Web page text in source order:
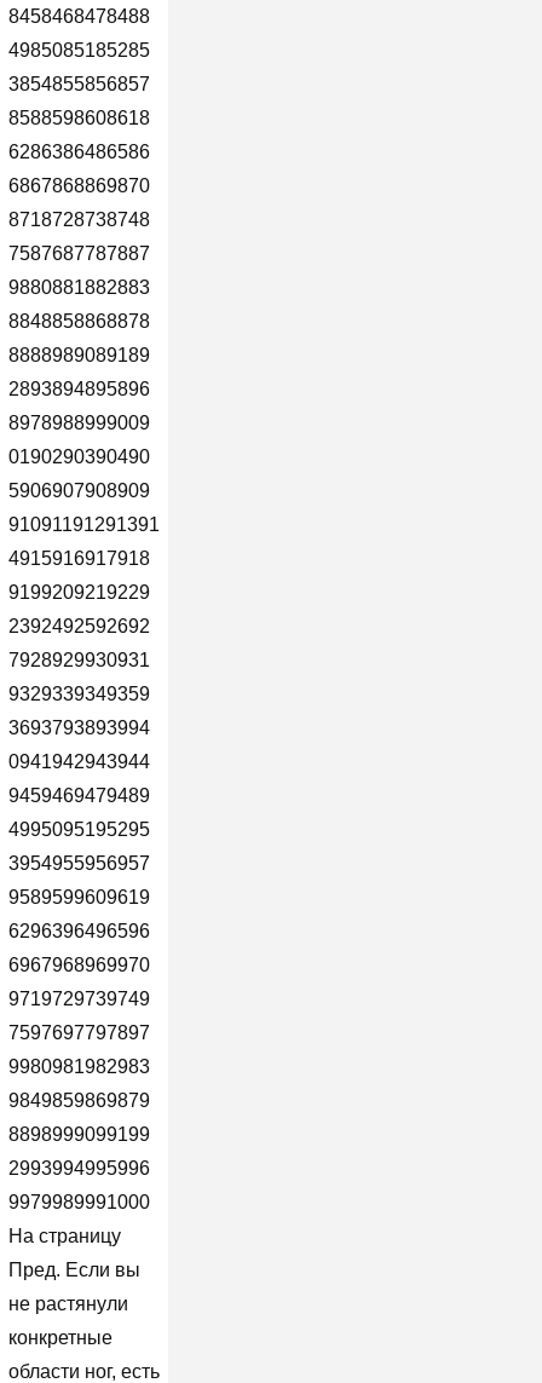
8458468478488
4985085185285
3854855856857
8588598608618
6286386486586
6867868869870
8718728738748
7587687787887
9880881882883
8848858868878
8888989089189
2893894895896
8978988999009
0190290390490
5906907908909
91091191291391
4915916917918
9199209219229
2392492592692
7928929930931
9329339349359
3693793893994
0941942943944
9459469479489
4995095195295
3954955956957
9589599609619
6296396496596
6967968969970
9719729739749
7597697797897
9980981982983
9849859869879
8898999099199
2993994995996
9979989991000
На страницу
Пред. Если вы
не растянули
конкретные
области ног, есть